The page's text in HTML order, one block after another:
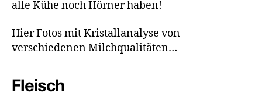
alle Kühe noch Hörner haben!
Hier Fotos mit Kristallanalyse von
verschiedenen Milchqualitäten…
Fleisch